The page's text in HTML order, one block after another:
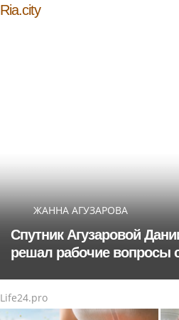
Ria.city
ЖАННА АГУЗАРОВА
Спутник Агузаровой
решал рабочие вопросы
Life24.pro